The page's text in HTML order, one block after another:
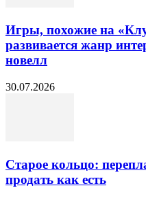
Игры, похожие на
развивается жанр
новелл
30.07.2026
Старое кольцо:
продать как есть